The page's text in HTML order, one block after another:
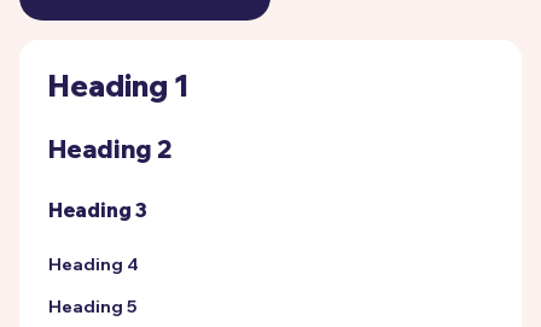
Heading 1
Heading 2
Heading 3
Heading 4
Heading 5